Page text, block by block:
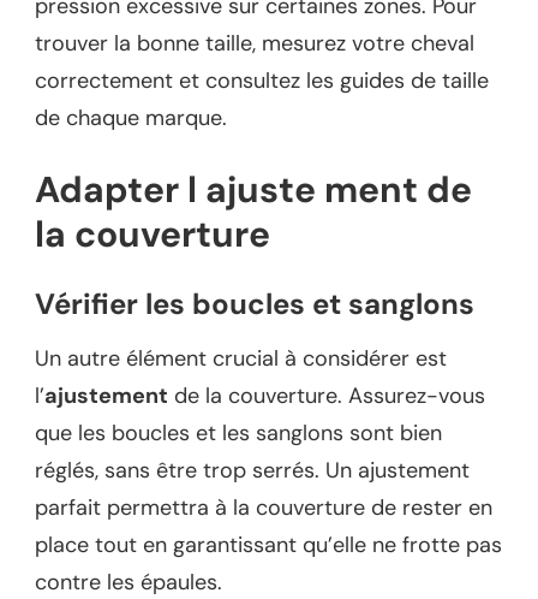
trouver la bonne taille, mesurez votre cheval
correctement et consultez les guides de taille
de chaque marque.
Adapter l ajuste ment de
la couverture
Vérifier les boucles et sanglons
Un autre élément crucial à considérer est
l’ajustement de la couverture. Assurez-vous
que les boucles et les sanglons sont bien
réglés, sans être trop serrés. Un ajustement
parfait permettra à la couverture de rester en
place tout en garantissant qu’elle ne frotte pas
contre les épaules.